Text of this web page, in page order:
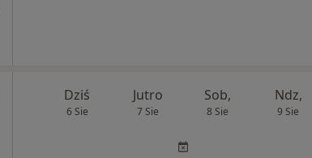
Dziś
6 Sie
Jutro
7 Sie
Sob,
8 Sie
Ndz,
9 Sie